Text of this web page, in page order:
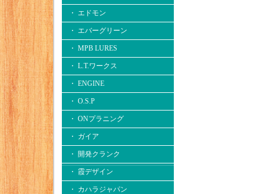
・ エドモン
・ エバーグリーン
・ MPB LURES
・ L.T.ワークス
・ ENGINE
・ O.S.P
・ ONプラニング
・ ガイア
・ 開発クランク
・ 霞デザイン
・ カハラジャパン